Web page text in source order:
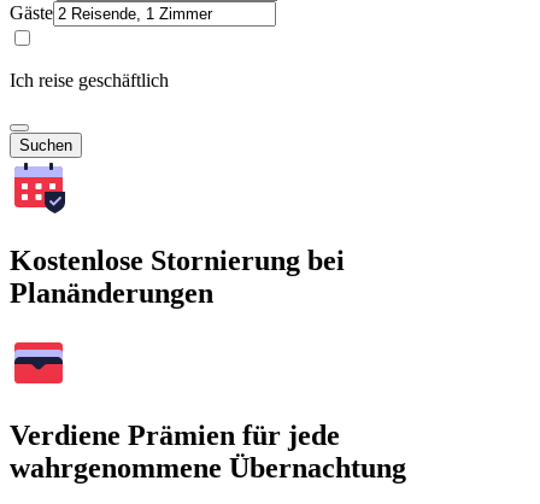
Gäste
Ich reise geschäftlich
Suchen
Kostenlose Stornierung bei
Planänderungen
Verdiene Prämien für jede
wahrgenommene Übernachtung